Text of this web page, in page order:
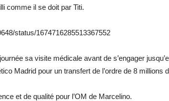
comme il se doit par Titi.
status/1674716285513367552
sa visite médicale avant de s’engager
Madrid pour un transfert de l’ordre de 8 millions
et de qualité pour l’OM de Marcelino.